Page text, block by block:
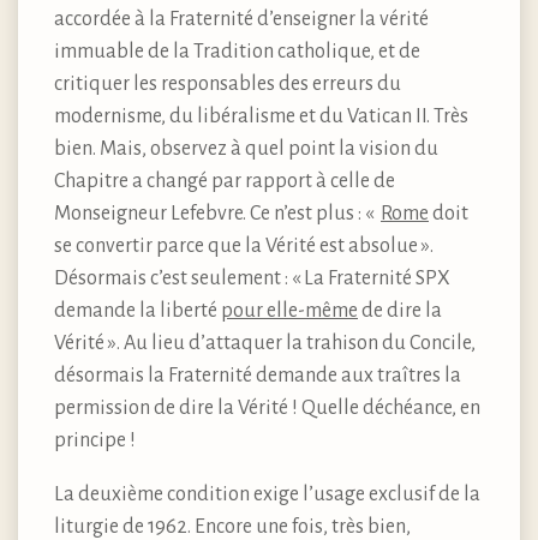
accordée à la Fraternité d’enseigner la vérité
immuable de la Tradition catholique, et de
critiquer les responsables des erreurs du
modernisme, du libéralisme et du Vatican II. Très
bien. Mais, observez à quel point la vision du
Chapitre a changé par rapport à celle de
Monseigneur Lefebvre. Ce n’est plus : « Rome doit
se convertir parce que la Vérité est absolue ».
Désormais c’est seulement : « La Fraternité SPX
demande la liberté pour elle-même de dire la
Vérité ». Au lieu d’attaquer la trahison du Concile,
désormais la Fraternité demande aux traîtres la
permission de dire la Vérité ! Quelle déchéance, en
principe !
La deuxième condition exige l’usage exclusif de la
liturgie de 1962. Encore une fois, très bien,